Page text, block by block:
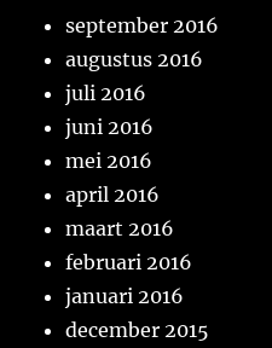
september 2016
augustus 2016
juli 2016
juni 2016
mei 2016
april 2016
maart 2016
februari 2016
januari 2016
december 2015